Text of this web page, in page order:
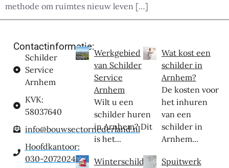
methode om ruimtes nieuw leven […]
Contactinformatie:
Schilder
Service
Arnhem
KVK:
58037640
info@bouwsectornederland.nl
Hoofdkantoor:
030-2072024
Werkgebied
van Schilder
Service
Arnhem
Wilt u een
schilder huren
in Arnhem? Dit
is het...
Winterschilder
Wat kost een
schilder in
Arnhem?
De kosten voor
het inhuren
van een
schilder in
Arnhem...
Spuitwerk